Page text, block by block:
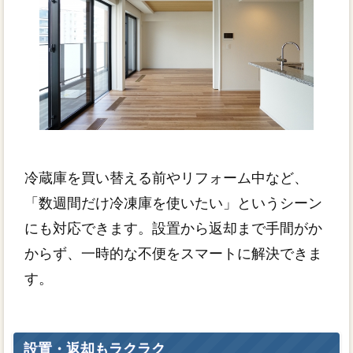
冷蔵庫を買い替える前やリフォーム中など、
「数週間だけ冷凍庫を使いたい」というシーン
にも対応できます。設置から返却まで手間がか
からず、一時的な不便をスマートに解決できま
す。
設置・返却もラクラク